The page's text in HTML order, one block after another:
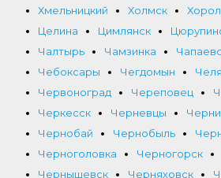
Хмельницкий
Холмск
Целина
Цимлянск
Чалтырь
Чамзинка
Чебоксары
Чегдомын
Червоноград
Череповец
Черкесск
Черневцы
Чернобай
Чернобыль
Черноголовка
Черногорск
Чернышевск
Черняховск